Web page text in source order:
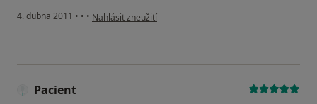
4. dubna 2011 • • • podle názoru uživatele Pacient
Nahlásit zneužití
Pacient